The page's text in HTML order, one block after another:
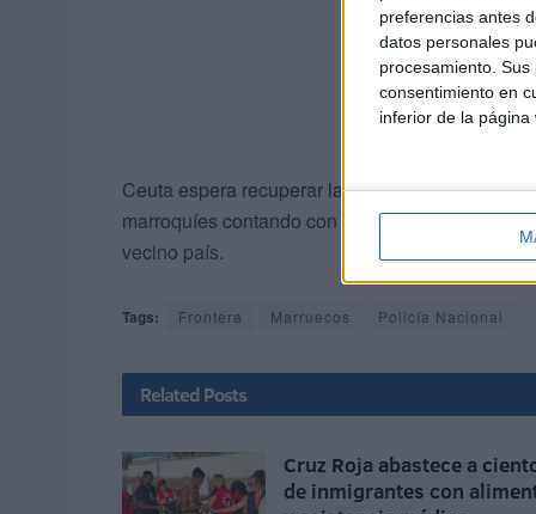
preferencias antes
datos personales
procesamiento.
consentimiento en
inferior de la página
Ceuta espera recuperar la normalidad poco a
marroquíes contando con que todos ellos
vecino país.
Tags: Frontera Marruecos Policía Nacional
Related Posts
Cruz Roja abastece a
de inmigrantes con